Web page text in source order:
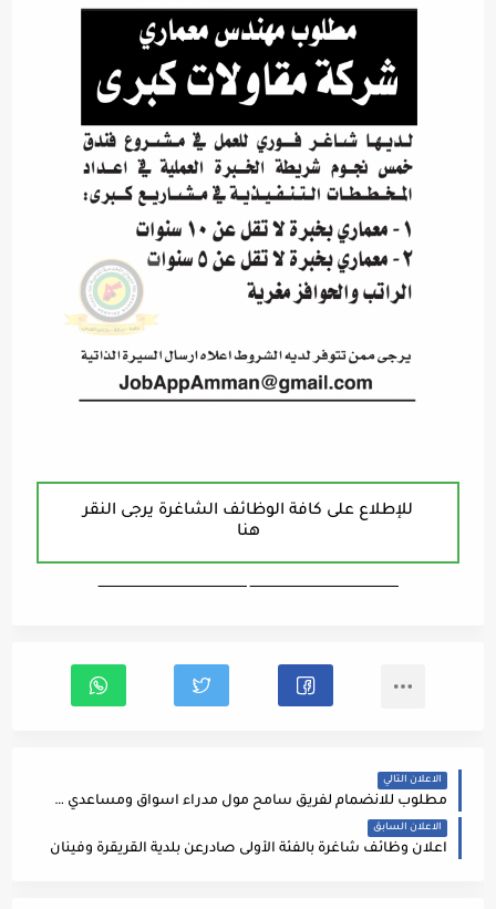
للإطلاع على كافة الوظائف الشاغرة يرجى النقر
هنا
ـــــــــــــــــــــــــــــــــــــــــــــــــــــــــــــــــــ ـــــــــــــــــــــــــــــــــــــــــــــــــــــــــــــــــــ
الاعلان التالي
مطلوب للانضمام لفريق سامح مول مدراء اسواق ومساعدي مدراء اسواق.
الاعلان السابق
اعلان وظائف شاغرة بالفئة الأولى صادرعن بلدية القريقرة وفينان